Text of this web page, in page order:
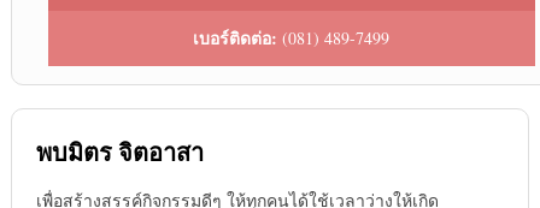
เบอร์ติดต่อ: (081) 489-7499
พบมิตร จิตอาสา
เพื่อสร้างสรรค์กิจกรรมดีๆ ให้ทุกคนได้ใช้เวลาว่างให้เกิด